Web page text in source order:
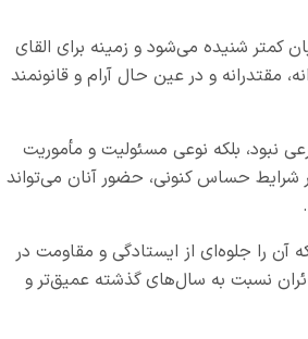
کمتر شنیده می‌شود و زمینه برای القای
مقتدرانه و در عین حال آرام و قانونمند
نبود، بلکه نوعی مسئولیت و مأموریت
شرایط حساس کنونی، حضور آنان می‌تواند
آن را جلوه‌ای از ایستادگی و مقاومت در
نسبت به سال‌های گذشته عمیق‌تر و